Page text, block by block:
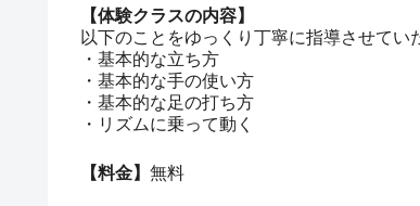
【体験クラスの内容】
以下のことをゆっくり丁寧に指導させてい
・基本的な立ち方
・基本的な手の使い方
・基本的な足の打ち方
・リズムに乗って動く
【料金】 無料